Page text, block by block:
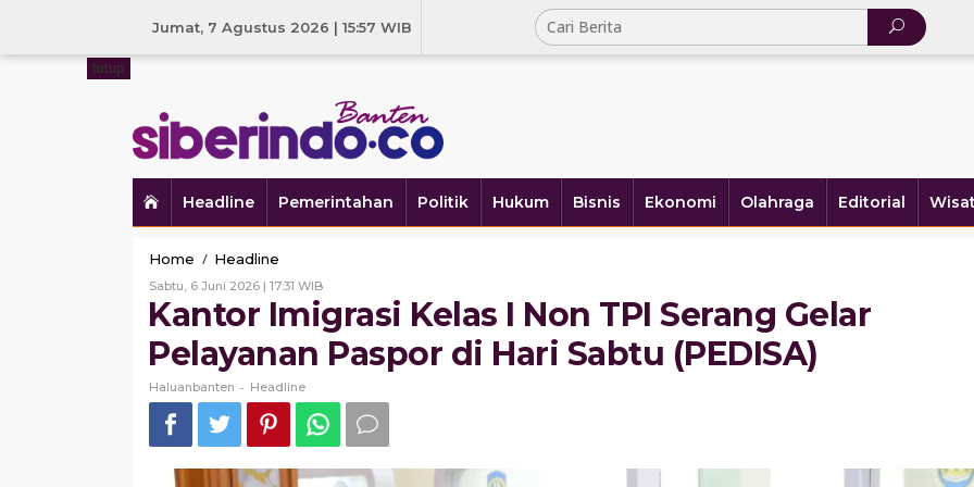
Jumat, 7 Agustus 2026 | 15:57 WIB
Headline Pemerintahan Politik Hukum Bisnis Ekonomi Olahraga Editorial
tutup
Home / Headline
Imigrasi
Kelas
TPI
Gelar
Pelayanan
Paspor
di
Hari
Sabtu, 6 Juni 2026 | 17:31 WIBOleh
Haluanbanten
Kantor Imigrasi Kelas I Non TPI Serang Gelar
Pelayanan Paspor di Hari Sabtu (PEDISA)
Haluanbanten - Headline